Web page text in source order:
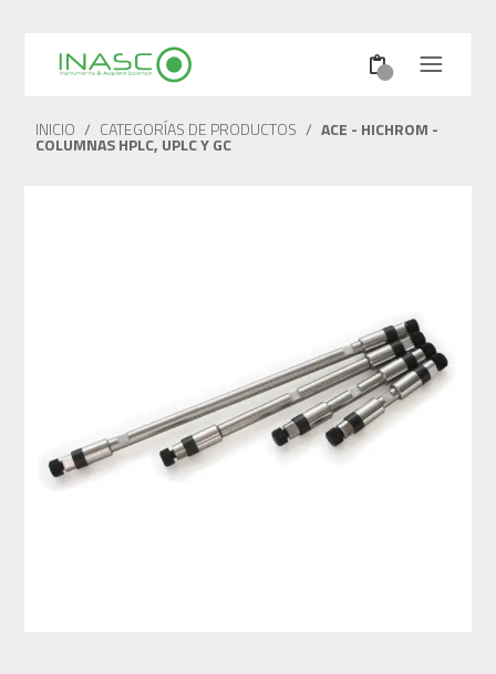
INICIO / CATEGORÍAS DE PRODUCTOS / ACE - HICHROM -
COLUMNAS HPLC, UPLC Y GC